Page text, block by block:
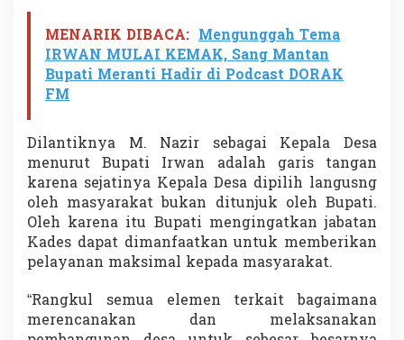
MENARIK DIBACA: Mengunggah Tema
IRWAN MULAI KEMAK, Sang Mantan
Bupati Meranti Hadir di Podcast DORAK
FM
Dilantiknya M. Nazir sebagai Kepala Desa
menurut Bupati Irwan adalah garis tangan
karena sejatinya Kepala Desa dipilih langusng
oleh masyarakat bukan ditunjuk oleh Bupati.
Oleh karena itu Bupati mengingatkan jabatan
Kades dapat dimanfaatkan untuk memberikan
pelayanan maksimal kepada masyarakat.
“Rangkul semua elemen terkait bagaimana
merencanakan dan melaksanakan